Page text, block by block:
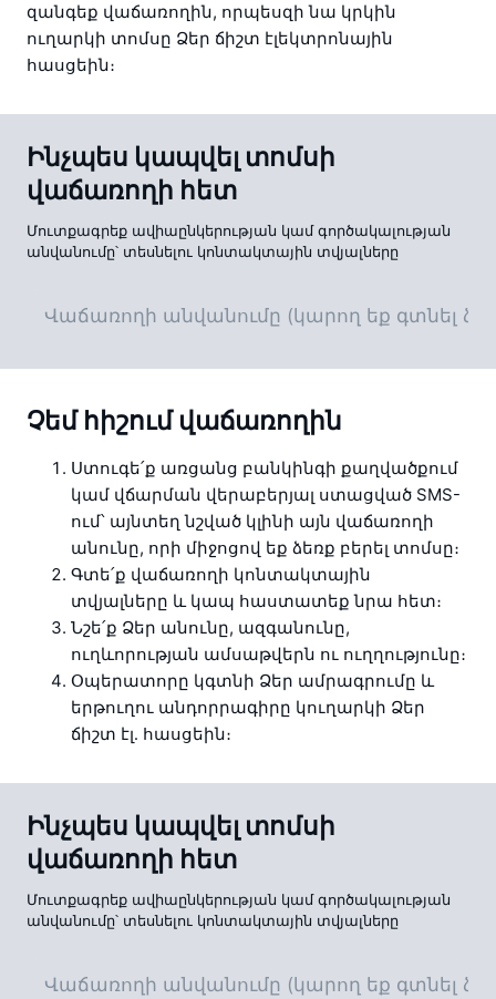
զանգեք վաճառողին, որպեսզի նա կրկին
ուղարկի տոմսը Ձեր ճիշտ էլեկտրոնային
հասցեին։
Ինչպես կապվել տոմսի
վաճառողի հետ
Մուտքագրեք ավիաընկերության կամ գործակալության
անվանումը՝ տեսնելու կոնտակտային տվյալները
Չեմ հիշում վաճառողին
Ստուգե՛ք առցանց բանկինգի քաղվածքում
կամ վճարման վերաբերյալ ստացված SMS-
ում՝ այնտեղ նշված կլինի այն վաճառողի
անունը, որի միջոցով եք ձեռք բերել տոմսը։
Գտե՛ք վաճառողի կոնտակտային
տվյալները և կապ հաստատեք նրա հետ։
Նշե՛ք Ձեր անունը, ազգանունը,
ուղևորության ամսաթվերն ու ուղղությունը։
Օպերատորը կգտնի Ձեր ամրագրումը և
երթուղու անդորրագիրը կուղարկի Ձեր
ճիշտ էլ․ հասցեին։
Ինչպես կապվել տոմսի
վաճառողի հետ
Մուտքագրեք ավիաընկերության կամ գործակալության
անվանումը՝ տեսնելու կոնտակտային տվյալները